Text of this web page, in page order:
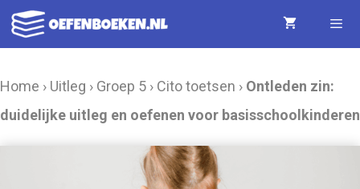
Ga
naar
Home › Uitleg › Groep 5 › Cito toetsen › Ontleden zin:
duidelijke uitleg en oefenen voor basisschoolkinderen